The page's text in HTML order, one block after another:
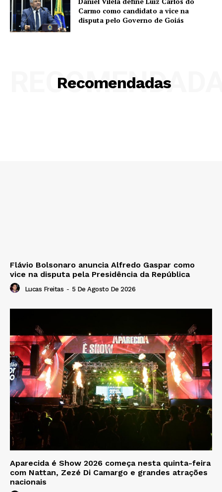
Carmo como candidato a vice na
disputa pelo Governo de Goiás
Recomendadas
Flávio Bolsonaro anuncia Alfredo Gaspar como
vice na disputa pela Presidência da República
Lucas Freitas - 5 De Agosto De 2026
Aparecida é Show 2026 começa nesta quinta-feira
com Nattan, Zezé Di Camargo e grandes atrações
nacionais